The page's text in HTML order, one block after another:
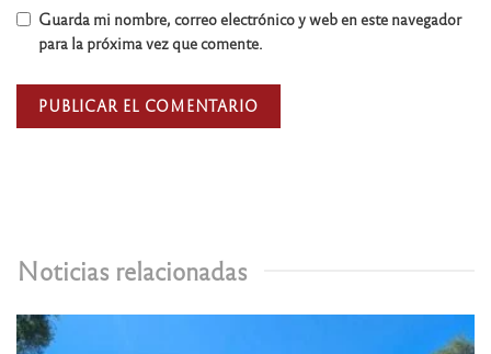
Noticias relacionadas
Guarda mi nombre, correo electrónico y web en este navegador
para la próxima vez que comente.